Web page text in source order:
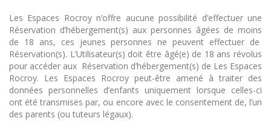
Les Espaces Rocroy n’offre aucune possibilité d’effectuer une
Réservation d’hébergement(s) aux personnes âgées de moins
de 18 ans, ces jeunes personnes ne peuvent effectuer de
Réservation(s). L’Utilisateur(s) doit être âgé(e) de 18 ans révolus
pour accéder aux Réservation d’hébergement(s) de Les Espaces
Rocroy. Les Espaces Rocroy peut-être amené à traiter des
données personnelles d’enfants uniquement lorsque celles-ci
ont été transmises par, ou encore avec le consentement de, l’un
des parents (ou tuteurs légaux).